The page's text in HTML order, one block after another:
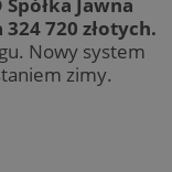
Jawna
720 złotych.
Nowy system
zimy.